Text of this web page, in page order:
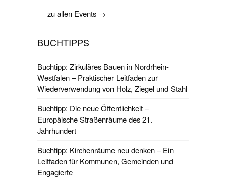
zu allen Events →
BUCHTIPPS
Buchtipp: Zirkuläres Bauen in Nordrhein-
Westfalen – Praktischer Leitfaden zur
Wiederverwendung von Holz, Ziegel und Stahl
Buchtipp: Die neue Öffentlichkeit –
Europäische Straßenräume des 21.
Jahrhundert
Buchtipp: Kirchenräume neu denken – Ein
Leitfaden für Kommunen, Gemeinden und
Engagierte